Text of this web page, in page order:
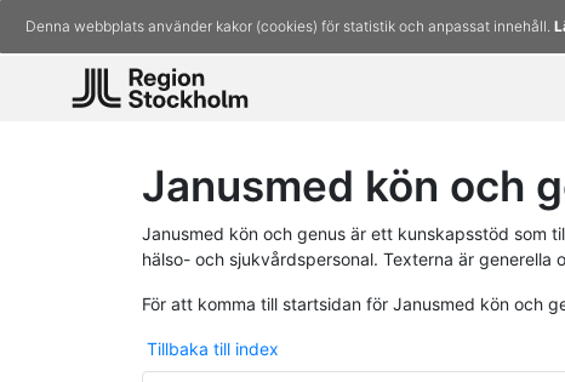
Denna webbplats använder kakor (cookies) för statistik och anpassat innehåll.
Janusmed kön och
Janusmed kön och genus är ett kunskapsstöd som
hälso- och sjukvårdspersonal. Texterna är
För att komma till startsidan för Janusmed kön och
Tillbaka till index